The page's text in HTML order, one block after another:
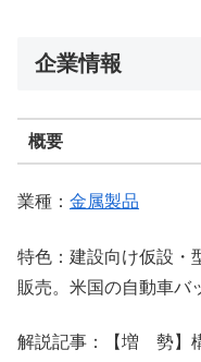
企業情報
概要
業種： 金属製品
特色：建設向け仮設・
販売。米国の自動車バ
解説記事：【増 勢】